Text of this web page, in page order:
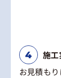
施
お見積も